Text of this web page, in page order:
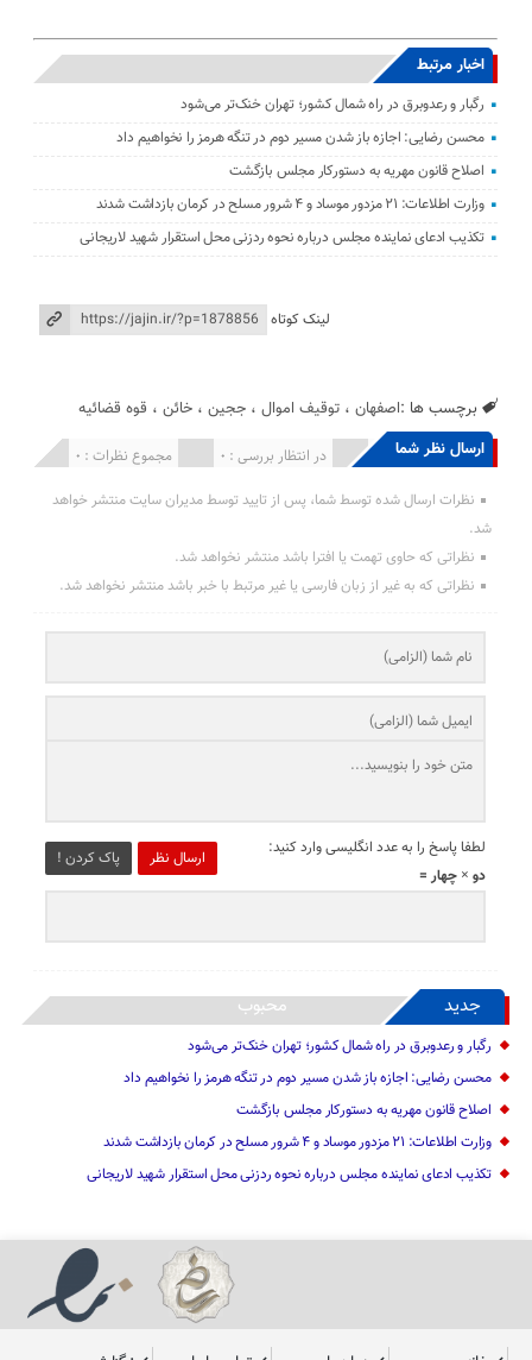
اخبار مرتبط
رگبار و رعدوبرق در راه شمال کشور؛ تهران خنک‌تر می‌شود
محسن رضایی: اجازه باز شدن مسیر دوم در تنگه هرمز را نخواهیم داد
اصلاح قانون مهریه به دستورکار مجلس بازگشت
وزارت اطلاعات: ۲۱ مزدور موساد و ۴ شرور مسلح در کرمان بازداشت شدند
تکذیب ادعای نماینده مجلس درباره نحوه ردزنی محل استقرار شهید لاریجانی
لینک کوتاه
برچسب ها :اصفهان ،توقیف اموال ،ججین ،خائن ، قوه قضائیه
ارسال نظر شما مجموع نظرات : 0 در انتظار بررسی : 0 انتشار یافته : 0
نظرات ارسال شده توسط شما، پس از تایید توسط مدیران سایت منتشر خواهد
شد.
نظراتی که حاوی تهمت یا افترا باشد منتشر نخواهد شد.
نظراتی که به غیر از زبان فارسی یا غیر مرتبط با خبر باشد منتشر نخواهد شد.
ارسال نظر پاک کردن !
لطفا پاسخ را به عدد انگلیسی وارد کنید:
دو × چهار =
جدید محبوب
رگبار و رعدوبرق در راه شمال کشور؛ تهران خنک‌تر می‌شود
محسن رضایی: اجازه باز شدن مسیر دوم در تنگه هرمز را نخواهیم داد
اصلاح قانون مهریه به دستورکار مجلس بازگشت
وزارت اطلاعات: ۲۱ مزدور موساد و ۴ شرور مسلح در کرمان بازداشت شدند
تکذیب ادعای نماینده مجلس درباره نحوه ردزنی محل استقرار شهید لاریجانی